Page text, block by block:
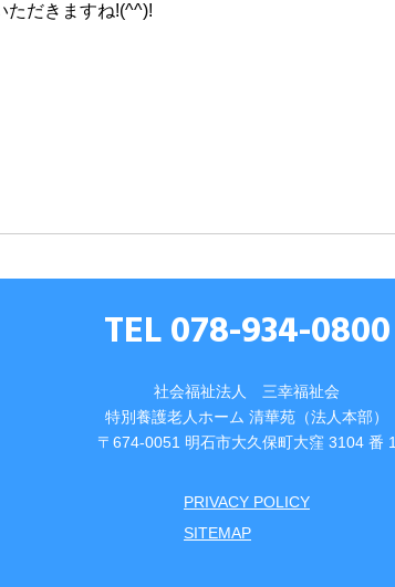
ただきますね!(^^)!
TEL 078-934-0800
社会福祉法人 三幸福祉会
特別養護⽼⼈ホーム 清華苑（法⼈本部）
〒674-0051 明⽯市⼤久保町⼤窪 3104 番 1
PRIVACY POLICY
SITEMAP